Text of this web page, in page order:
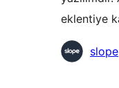
eklentiye
Katkıdaslope